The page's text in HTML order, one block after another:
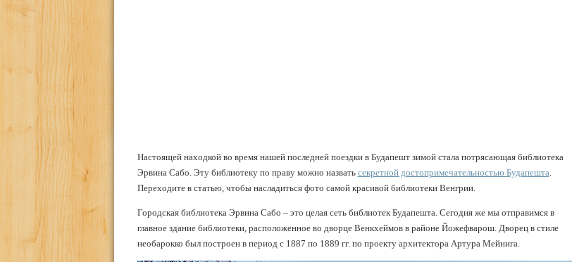
Настоящей находкой во время нашей последней поездки в Будапешт зимой стала потрясающая библиотека
Эрвина Сабо. Эту библиотеку по праву можно назвать секретной достопримечательностью Будапешта
Переходите в статью, чтобы насладиться фото самой красивой библиотеки Венгрии.
Городская библиотека Эрвина Сабо – это целая сеть библиотек Будапешта. Сегодня же мы отправимся в
главное здание библиотеки, расположенное во дворце Венкхеймов в районе Йожефварош. Дворец в стиле
необарокко был построен в период с 1887 по 1889 гг. по проекту архитектора Артура Мейнига.